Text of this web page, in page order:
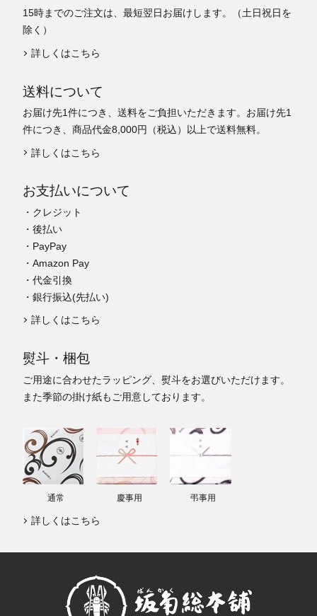
15時までのご注文は、最短翌日お届けします。（土日祝日を
除く）
詳しくはこちら
送料について
お届け先1件につき、送料をご負担いただきます。お届け先1
件につき、商品代金8,000円（税込）以上で送料無料。
詳しくはこちら
お支払いについて
・クレジット
・後払い
・PayPay
・Amazon Pay
・代金引換
・銀行振込(先払い)
詳しくはこちら
熨斗・梱包
ご用途に合わせたラッピング、熨斗をお選びいただけます。
また季節の掛け紙もご用意しております。
通常 慶事用 弔事用
詳しくはこちら